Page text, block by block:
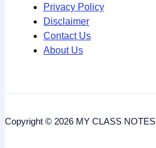
Privacy Policy
Disclaimer
Contact Us
About Us
Copyright © 2026 MY CLASS NOTES